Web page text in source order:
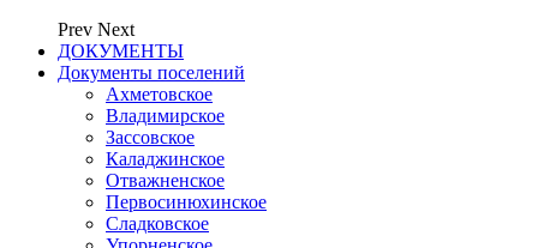
Prev Next
ДОКУМЕНТЫ
Документы поселений
Ахметовское
Владимирское
Зассовское
Каладжинское
Отважненское
Первосинюхинское
Сладковское